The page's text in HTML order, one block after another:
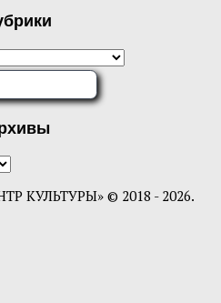
КУЛЬТУРЫ» © 2018 - 2026.